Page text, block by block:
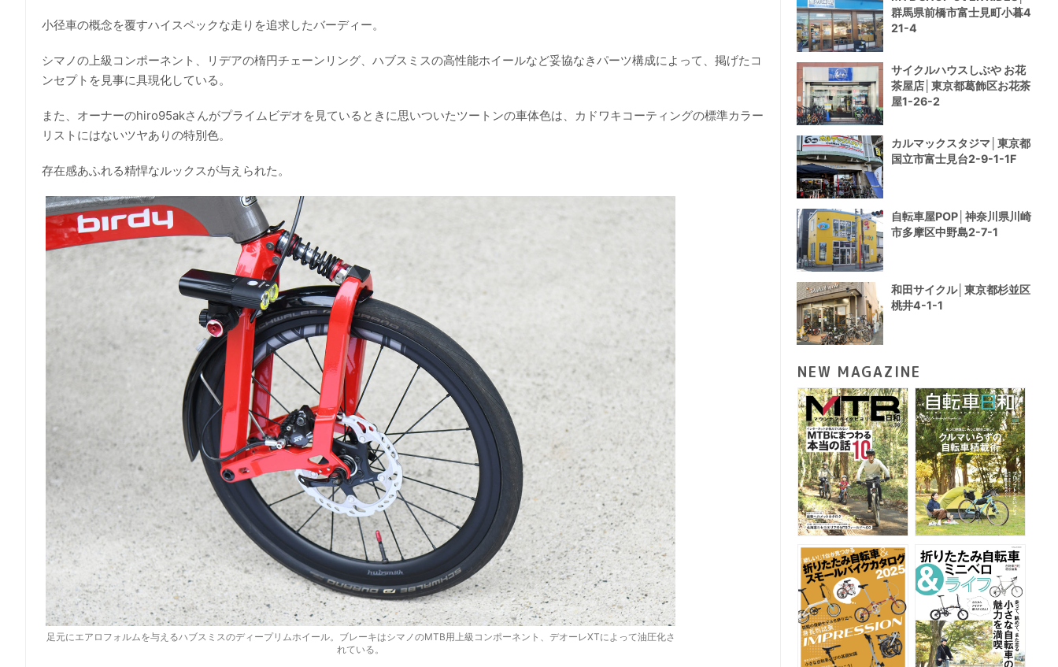
小径車の概念を覆すハイスペックな走りを追求したバーディー。
シマノの上級コンポーネント、リデアの楕円チェーンリング、ハブスミスの高性能ホイールなど妥協なきパーツ構成によって、掲げたコ
ンセプトを見事に具現化している。
また、オーナーのhiro95akさんがプライムビデオを見ているときに思いついたツートンの車体色は、カドワキコーティングの標準カラー
リストにはないツヤありの特別色。
存在感あふれる精悍なルックスが与えられた。
足元にエアロフォルムを与えるハブスミスのディープリムホイール。ブレーキはシマノのMTB用上級コンポーネント、デオーレXTによって油圧化さ
れている。
群馬県前橋市富士見町小暮4
21-4
サイクルハウスしぶや お花
茶屋店│東京都葛飾区お花茶
屋1-26-2
カルマックスタジマ│東京都
国立市富士見台2-9-1-1F
自転車屋POP│神奈川県川崎
市多摩区中野島2-7-1
和田サイクル│東京都杉並区
桃井4-1-1
NEW MAGAZINE